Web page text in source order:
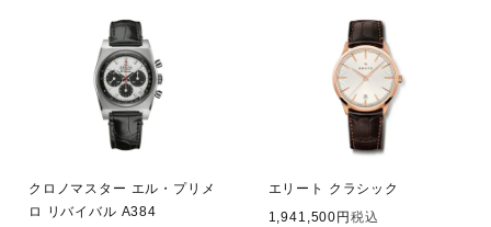
クロノマスター エル・プリメ
ロ リバイバル A384
エリート クラシック
1,941,500
税込